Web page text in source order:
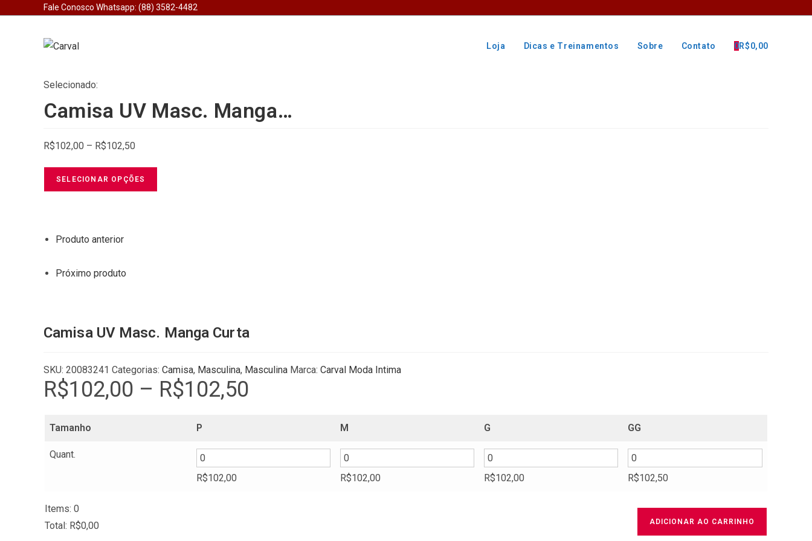
Fale Conosco Whatsapp: (88) 3582-4482
Loja Dicas e Treinamentos Sobre Contato 0R$0,00
Selecionado:
Camisa UV Masc. Manga…
R$102,00 – R$102,50
R$102,00
through
SELECIONAR OPÇÕES
Produto anterior
Próximo produto
Camisa UV Masc. Manga Curta
SKU: 20083241 Categorias: Camisa, Masculina, Masculina Marca: Carval Moda Intima
R$102,00 – R$102,50
Tamanho P M G GG
Quant.
R$102,00 R$102,00 R$102,00 R$102,50
Items: 0
Total: R$0,00
ADICIONAR AO CARRINHO